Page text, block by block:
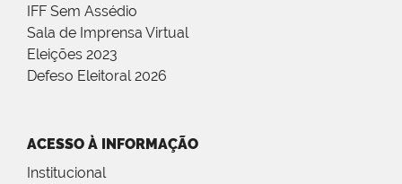
IFF Sem Assédio
Sala de Imprensa Virtual
Eleições 2023
Defeso Eleitoral 2026
ACESSO À INFORMAÇÃO
Institucional